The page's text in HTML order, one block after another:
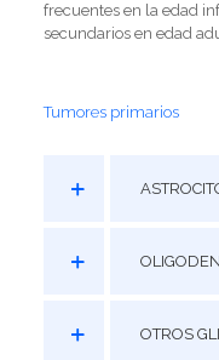
frecuentes en la edad
secundarios en edad
Tumores primarios
OTROS